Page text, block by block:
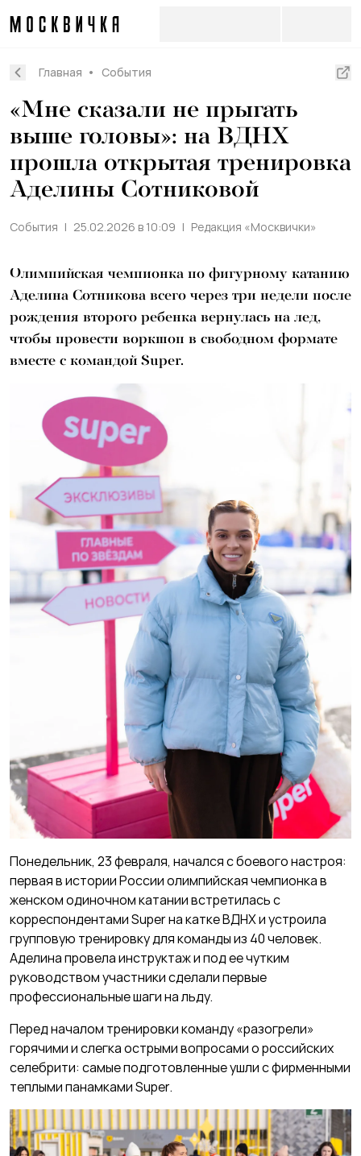
Главная События
«Мне сказали не прыгать
выше головы»: на ВДНХ
прошла открытая тренировка
Аделины Сотниковой
События 25.02.2026 в 10:09 Редакция «Москвички»
Олимпийская чемпионка по фигурному катанию
Аделина Сотникова всего через три недели после
рождения второго ребенка вернулась на лед,
чтобы провести воркшоп в свободном формате
вместе с командой Super.
Понедельник, 23 февраля, начался с боевого настроя:
первая в истории России олимпийская чемпионка в
женском одиночном катании встретилась с
корреспондентами Super на катке ВДНХ и устроила
групповую тренировку для команды из 40 человек.
Аделина провела инструктаж и под ее чутким
руководством участники сделали первые
профессиональные шаги на льду.
Перед началом тренировки команду «разогрели»
горячими и слегка острыми вопросами о российских
селебрити: самые подготовленные ушли с фирменными
теплыми панамками Super.